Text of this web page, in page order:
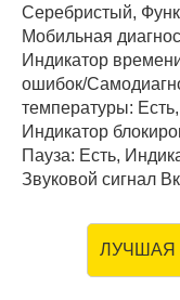
Серебристый,
Мобильная
Индикатор
ошибок/
температуры:
Индикатор
Пауза: Есть,
Звуковой сигнал
ЛУЧШАЯ